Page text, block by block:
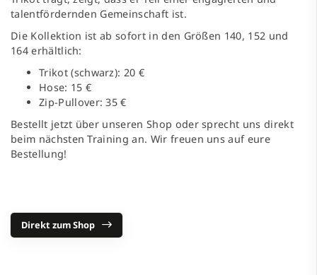
talentfördernden Gemeinschaft ist.
Die Kollektion ist ab sofort in den Größen 140, 152 und
164 erhältlich:
Trikot (schwarz): 20 €
Hose: 15 €
Zip-Pullover: 35 €
Bestellt jetzt über unseren Shop oder sprecht uns direkt
beim nächsten Training an. Wir freuen uns auf eure
Bestellung!
Direkt zum Shop